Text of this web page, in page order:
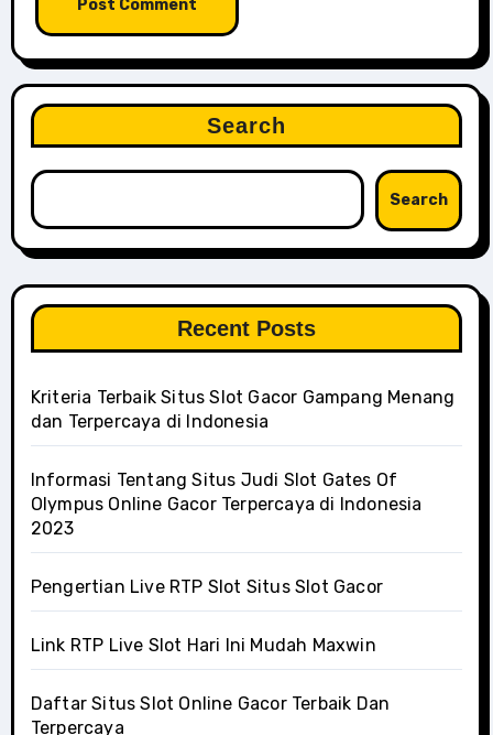
Search
Search
Recent Posts
Kriteria Terbaik Situs Slot Gacor Gampang Menang
dan Terpercaya di Indonesia
Informasi Tentang Situs Judi Slot Gates Of
Olympus Online Gacor Terpercaya di Indonesia
2023
Pengertian Live RTP Slot Situs Slot Gacor
Link RTP Live Slot Hari Ini Mudah Maxwin
Daftar Situs Slot Online Gacor Terbaik Dan
Terpercaya